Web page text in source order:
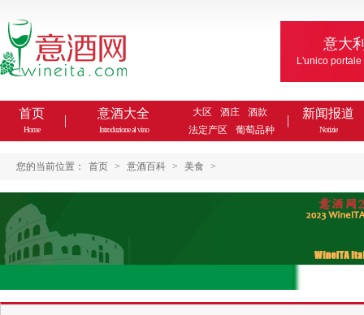
意大
L'unico
首页
Home
意酒大全
Introduzione al vino
大区 酒庄
酒款
法定产区
葡萄品种
新闻报道
Notizie
您的当前位置： 首页 > 意酒百科 > 美食 >